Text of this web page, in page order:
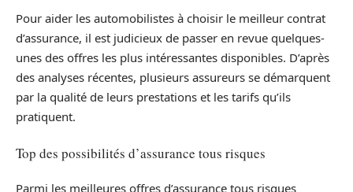
Pour aider les automobilistes à choisir le meilleur contrat
d’assurance, il est judicieux de passer en revue quelques-
unes des offres les plus intéressantes disponibles. D’après
des analyses récentes, plusieurs assureurs se démarquent
par la qualité de leurs prestations et les tarifs qu’ils
pratiquent.
Top des possibilités d’assurance tous risques
Parmi les meilleures offres d’assurance tous risques